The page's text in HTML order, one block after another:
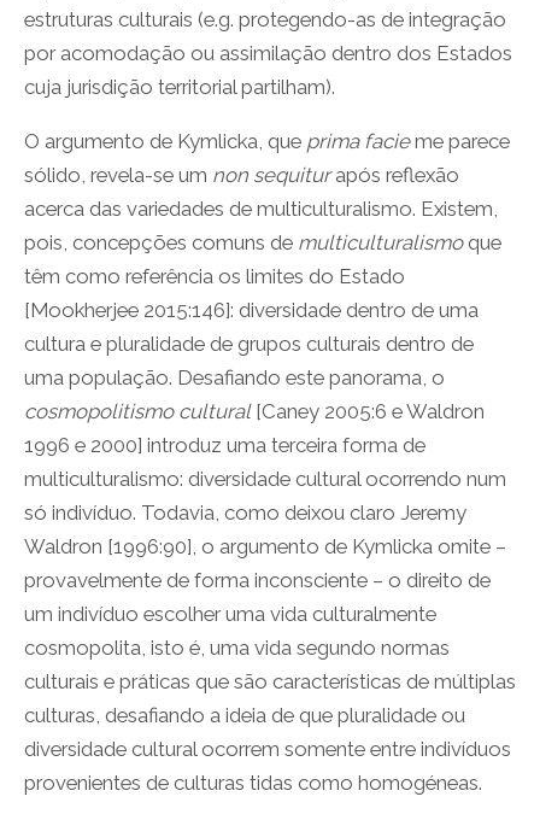
estruturas culturais (e.g. protegendo-as de integração
por acomodação ou assimilação dentro dos Estados
cuja jurisdição territorial partilham).
O argumento de Kymlicka, que prima facieme parece
sólido, revela-se um non sequiturapós reflexão
acerca das variedades de multiculturalismo. Existem,
pois, concepções comuns de multiculturalismoque
têm como referência os limites do Estado
[Mookherjee 2015:146]: diversidade dentro de uma
cultura e pluralidade de grupos culturais dentro de
uma população. Desafiando este panorama, o
cosmopolitismo cultural[Caney 2005:6 e Waldron
1996 e 2000] introduz uma terceira forma de
multiculturalismo: diversidade cultural ocorrendo num
só indivíduo. Todavia, como deixou claro Jeremy
Waldron [1996:90], o argumento de Kymlicka omite –
provavelmente de forma inconsciente – o direito de
um indivíduo escolher uma vida culturalmente
cosmopolita, isto é, uma vida segundo normas
culturais e práticas que são características de múltiplas
culturas, desafiando a ideia de que pluralidade ou
diversidade cultural ocorrem somente entre indivíduos
provenientes de culturas tidas como homogéneas.